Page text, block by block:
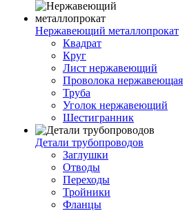
Нержавеющий металлопрокат
Квадрат
Круг
Лист нержавеющий
Проволока нержавеющая
Труба
Уголок нержавеющий
Шестигранник
Детали трубопроводов
Заглушки
Отводы
Переходы
Тройники
Фланцы